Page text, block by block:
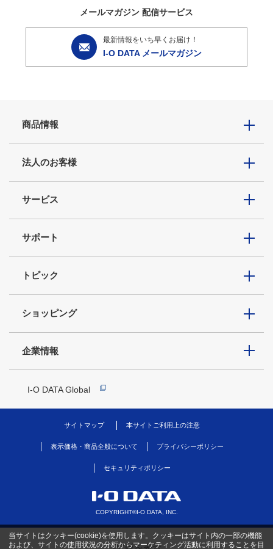
メールマガジン 配信サービス
最新情報をいち早くお届け！
I-O DATA メールマガジン
商品情報
法人のお客様
サービス
サポート
トピック
ショッピング
企業情報
I-O DATA Global
サイトマップ 本サイトご利用上の注意
表示価格・商品全般について プライバシーポリシー
セキュリティポリシー
COPYRIGHT©I-O DATA, INC.
当サイトはクッキー(cookie)を使用します。クッキーはサイト内の一部の機能
および、サイトの使用状況の分析からマーケティング活動に利用することを目